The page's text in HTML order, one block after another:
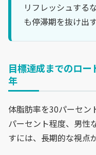
リフレッシュする
も停滞期を抜け出
目標達成までのロ
年
体脂肪率を30パーセン
パーセント程度、男性
すには、長期的な視点